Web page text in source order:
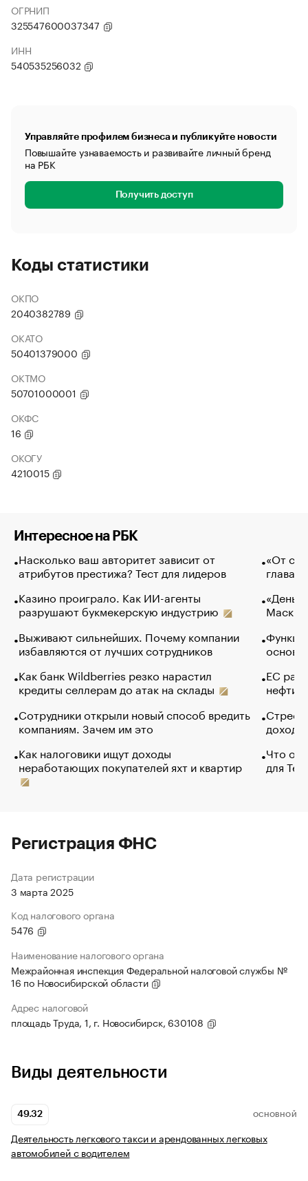
ОГРНИП
325547600037347
ИНН
540535256032
Управляйте профилем бизнеса и публикуйте новости
Повышайте узнаваемость и развивайте личный бренд
на РБК
Получить доступ
Коды статистики
ОКПО
2040382789
ОКАТО
50401379000
ОКТМО
50701000001
ОКФС
16
ОКОГУ
4210015
Интересное на РБК
Насколько ваш авторитет зависит от
атрибутов престижа? Тест для лидеров
Казино проиграло. Как ИИ-агенты
разрушают букмекерскую индустрию
Выживают сильнейших. Почему компании
избавляются от лучших сотрудников
Как банк Wildberries резко нарастил
кредиты селлерам до атак на склады
Сотрудники открыли новый способ вредить
компаниям. Зачем им это
Как налоговики ищут доходы
неработающих покупателей яхт и квартир
«От
глава
Маск в
основ
ЕС
нефти
Что
для
Регистрация ФНС
Дата регистрации
3 марта 2025
Код налогового органа
5476
Наименование налогового органа
Межрайонная инспекция Федеральной налоговой службы №
16 по Новосибирской области
Адрес налоговой
площадь Труда, 1, г. Новосибирск, 630108
Виды деятельности
49.32 ОСНОВНОЙ
Деятельность легкового такси и арендованных легковых
автомобилей с водителем